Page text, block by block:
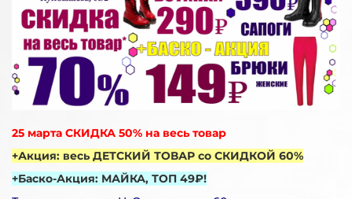
25 марта СКИДКА 50% на весь товар
+Акция: весь ДЕТСКИЙ ТОВАР со СКИДКОЙ 60%
+Баско-Акция: МАЙКА, ТОП 49₽!